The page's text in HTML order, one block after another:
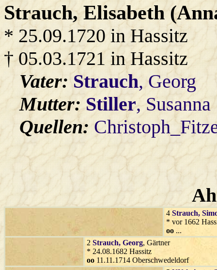
Strauch, Elisabeth
* 25.09.1720 in Hassitz
† 05.03.1721 in Hassitz
Vater:Strauch, Georg
Mutter:Stiller, Susanna
Quellen:
4 Strauch,
* vor 1662
oo ...
2 Strauch, Georg, Gärtner
* 24.08.1682 Hassitz
oo 11.11.1714 Oberschwedeldorf